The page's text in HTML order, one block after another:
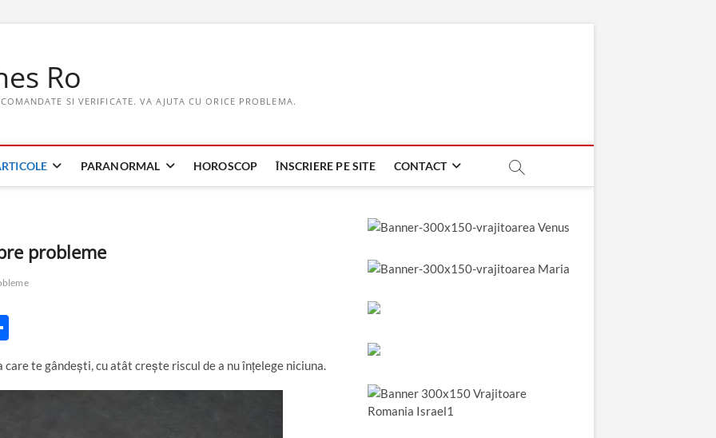
Ro
SI VERIFICATE. VA AJUTA CU ORICE PROBLEMA.
PARANORMAL HOROSCOP ÎNSCRIERE PE SITE CONTACT
probleme
ta te gândești, cu atât crește riscul de a nu înțelege niciuna.